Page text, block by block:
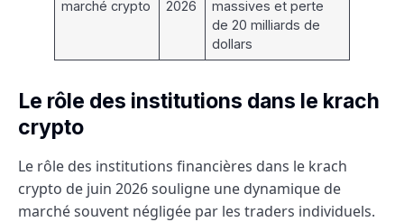
marché crypto 2026
massives et perte
de 20 milliards de
dollars
Le rôle des institutions dans le krach
crypto
Le rôle des institutions financières dans le krach
crypto de juin 2026 souligne une dynamique de
marché souvent négligée par les traders individuels.